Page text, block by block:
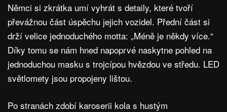
Němci si zkrátka umí vyhrát s detaily, které tvoří
převážnou část úspěchu jejich vozidel. Přední část si
drží velice jednoduchého motta: „Méně je někdy více.“
Díky tomu se nám hned napoprvé naskytne pohled na
jednoduchou masku s trojcípou hvězdou ve středu. LED
světlomety jsou propojeny lištou.
Po stranách zdobí karoserii kola s hustým